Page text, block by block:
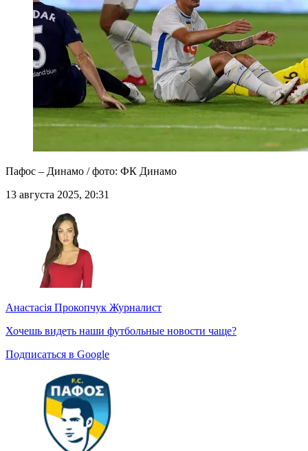
Пафос – Динамо / фото: ФК Динамо
13 августа 2025, 20:31
Анастасія Прокопчук Журналист
Хочешь видеть наши футбольные новости чаще?
Подписаться в Google